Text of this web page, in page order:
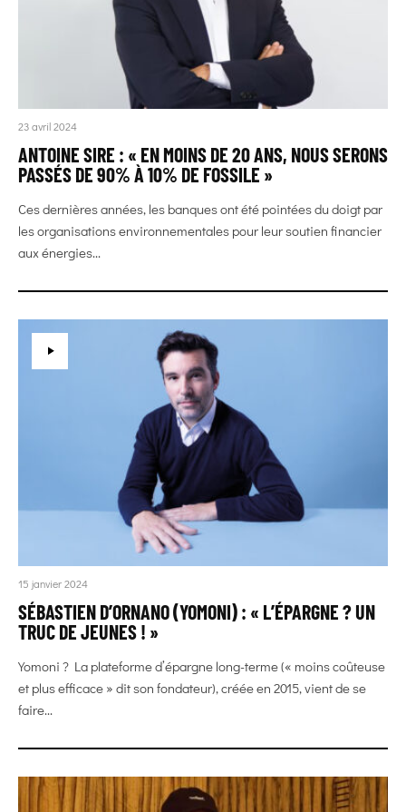
23 avril 2024
ANTOINE SIRE : « EN MOINS DE 20 ANS, NOUS SERONS
PASSÉS DE 90% À 10% DE FOSSILE »
Ces dernières années, les banques ont été pointées du doigt par
les organisations environnementales pour leur soutien financier
aux énergies...
15 janvier 2024
SÉBASTIEN D’ORNANO (YOMONI) : « L’ÉPARGNE ? UN
TRUC DE JEUNES ! »
Yomoni ? La plateforme d’épargne long-terme (« moins coûteuse
et plus efficace » dit son fondateur), créée en 2015, vient de se
faire...